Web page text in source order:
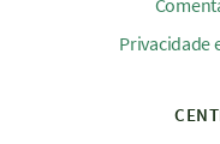
Privacidade